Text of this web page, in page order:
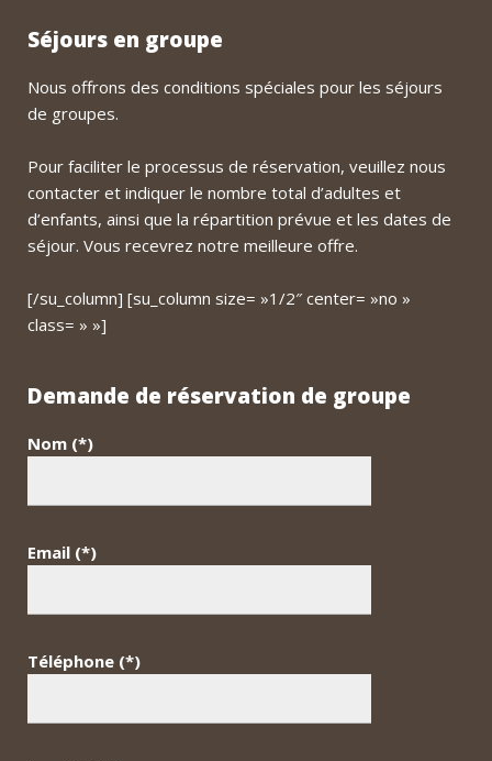
Séjours en groupe
Nous offrons des conditions spéciales pour les séjours
de groupes.
Pour faciliter le processus de réservation, veuillez nous
contacter et indiquer le nombre total d’adultes et
d’enfants, ainsi que la répartition prévue et les dates de
séjour. Vous recevrez notre meilleure offre.
[/su_column] [su_column size= »1/2″ center= »no »
class= » »]
Demande de réservation de groupe
Nom (*)
Email (*)
Téléphone (*)